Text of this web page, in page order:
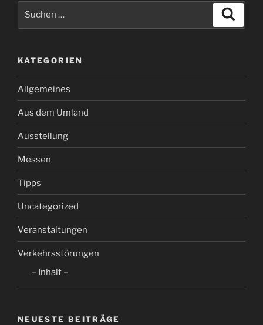
KATEGORIEN
Allgemeines
Aus dem Umland
Ausstellung
Messen
Tipps
Uncategorized
Veranstaltungen
Verkehrsstörungen
– Inhalt –
NEUESTE BEITRÄGE